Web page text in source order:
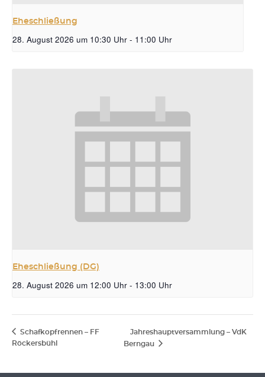
Eheschließung
28. August 2026 um 10:30 Uhr - 11:00 Uhr
Eheschließung (DG)
28. August 2026 um 12:00 Uhr - 13:00 Uhr
Schafkopfrennen – FF
Röckersbühl
Jahreshauptversammlung – VdK
Berngau